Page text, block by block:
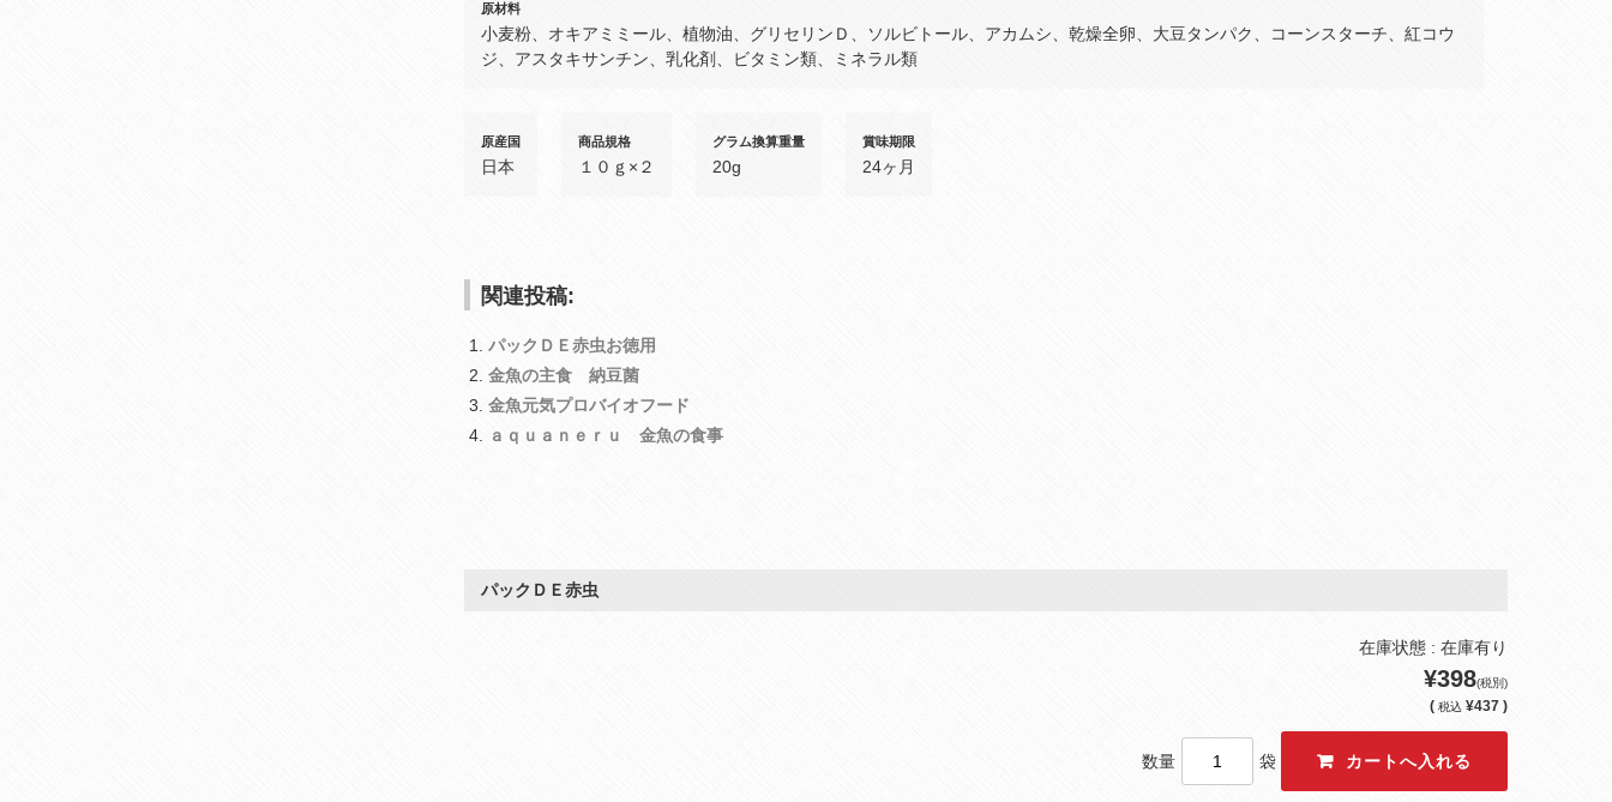
原材料
小麦粉、オキアミミール、植物油、グリセリンＤ、ソルビトール、アカムシ、乾燥全卵、大豆タンパク、コーンスターチ、紅コウ
ジ、アスタキサンチン、乳化剤、ビタミン類、ミネラル類
原産国
日本
商品規格
１０ｇ×２
グラム換算重量
20g
賞味期限
24ヶ月
関連投稿:
パックＤＥ赤虫お徳用
金魚の主食 納豆菌
金魚元気プロバイオフード
ａｑｕａｎｅｒｕ 金魚の食事
パックＤＥ赤虫
在庫状態 : 在庫有り
¥398(税別)
( 税込 ¥437 )
数量 袋